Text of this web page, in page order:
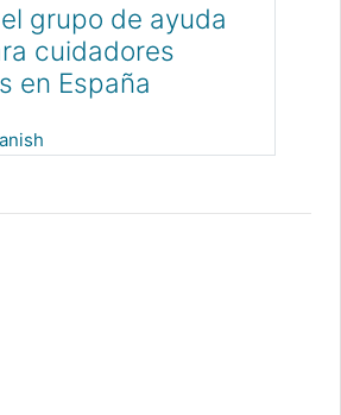
grupo de ayuda
cuidadores
en España